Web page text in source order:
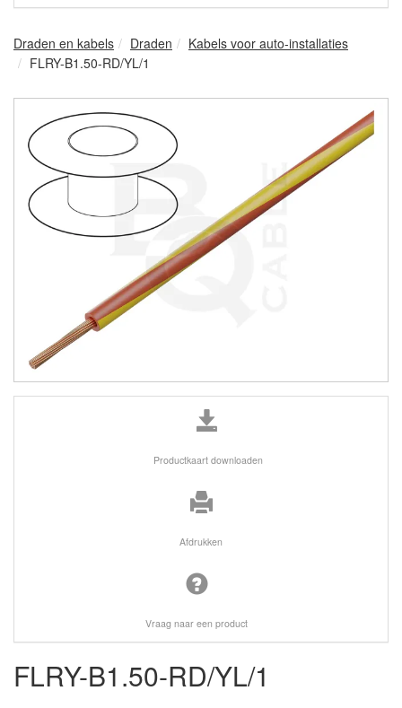
Draden en kabels Draden
Kabels voor auto-installaties
FLRY-B1.50-RD/YL/1
Productkaart downloaden
Afdrukken
Vraag naar een product
FLRY-B1.50-RD/YL/1